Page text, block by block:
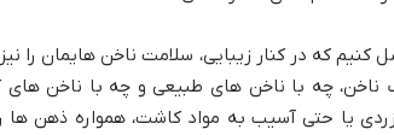
کنیم که در کنار زیبایی، سلامت ناخن هایمان را
ناخن، چه با ناخن های طبیعی و چه با ناخن
یا حتی آسیب به مواد کاشت، همواره ذهن ها